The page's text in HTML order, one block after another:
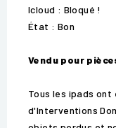
Icloud : Bloqué !
État : Bon
Vendu pour
Tous les ipads
d'Interventions